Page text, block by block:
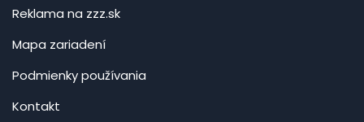
Reklama na zzz.sk
Mapa zariadení
Podmienky používania
Kontakt